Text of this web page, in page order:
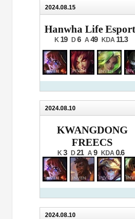
2024.08.15
Hanwha Life
K 19 D 6 A 49 KDA 11.3
2024.08.10
KWANGDONG
FREECS
K 3 D 21 A 9 KDA 0.6
2024.08.10